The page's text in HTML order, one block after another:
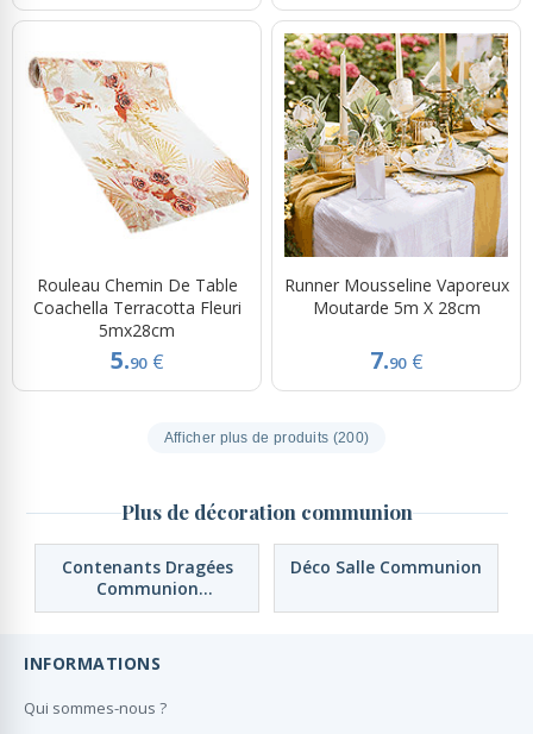
Rouleau Chemin De Table
Coachella Terracotta Fleuri
5mx28cm
5.90 €
Runner Mousseline Vaporeux
Moutarde 5m X 28cm
7.90 €
Afficher plus de produits (200)
Plus de décoration communion
Contenants Dragées
Communion
Personnalisés
Déco Salle Communion
INFORMATIONS
Qui sommes-nous ?